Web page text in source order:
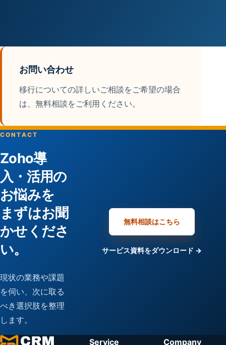
お問い合わせ
移行についての詳しいご相談をご希望の場合
は、無料相談をご利用ください。
CONTACT
Zoho導
入・活用の
お悩みを
まずはお聞
かせくださ
い。
現状の業務や課題
を伺い、次に取る
べき選択肢を整理
します。
無料相談はこちら
サービス資料をダウンロード →
Service Company